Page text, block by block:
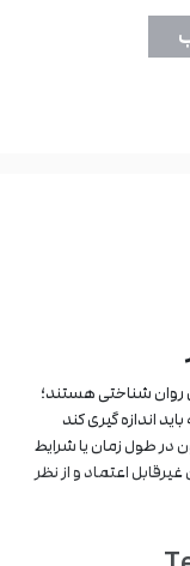
شخصی در ایفای نقش
زناشویی.
محبت، صمیمیت یا
روان ‌شناختی هستند؛
اندازه‌ گیری کند
در طول زمان یا شرایط
اعتماد و از نظر